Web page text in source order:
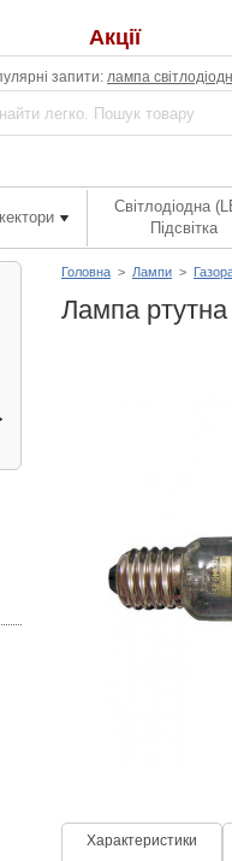
Акції
запити: лампа
Світлодіодна
Підсвітка
Головна > Лампи >
Лампа
Характеристики